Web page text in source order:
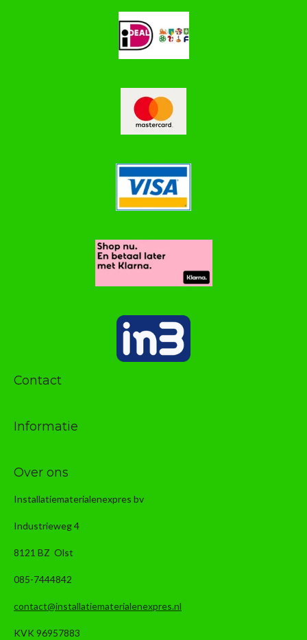
Contact
Informatie
Over ons
Installatiematerialenexpres bv
Industrieweg 4
8121 BZ Olst
085-7444842
contact@installatiematerialenexpres.nl
KVK 96957883